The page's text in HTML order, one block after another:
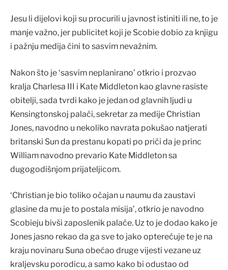
Jesu li dijelovi koji su procurili u javnost istiniti ili ne, to je
manje važno, jer publicitet koji je Scobie dobio za knjigu
i pažnju medija čini to sasvim nevažnim.
Nakon što je ‘sasvim neplanirano’ otkrio i prozvao
kralja Charlesa III i Kate Middleton kao glavne rasiste
obitelji, sada tvrdi kako je jedan od glavnih ljudi u
Kensingtonskoj palači, sekretar za medije Christian
Jones, navodno u nekoliko navrata pokušao natjerati
britanski Sun da prestanu kopati po priči da je princ
William navodno prevario Kate Middleton sa
dugogodišnjom prijateljicom.
‘Christian je bio toliko očajan u naumu da zaustavi
glasine da mu je to postala misija’, otkrio je navodno
Scobieju bivši zaposlenik palače. Uz to je dodao kako je
Jones jasno rekao da ga sve to jako opterećuje te je na
kraju novinaru Suna obećao druge vijesti vezane uz
kraljevsku porodicu, a samo kako bi odustao od